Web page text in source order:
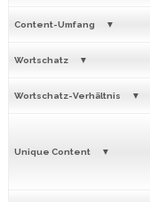
Content-Umfang
Wortschatz
Wortschatz-Verhältnis
Unique Content